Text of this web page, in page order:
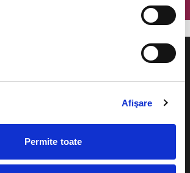
Afişare
Permite toate
Cum comand bilete?